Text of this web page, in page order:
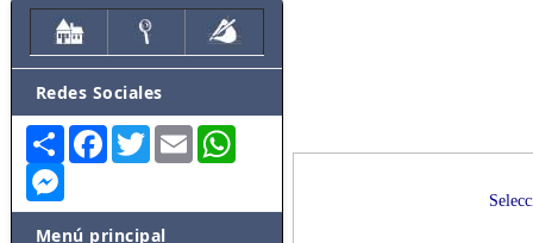
Redes Sociales
Share FacebookTwitterEmail
Menú principal